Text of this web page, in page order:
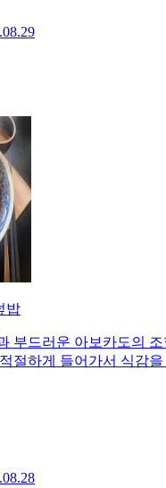
밥
부드러운 아보카도의
절하게 들어가서 식감